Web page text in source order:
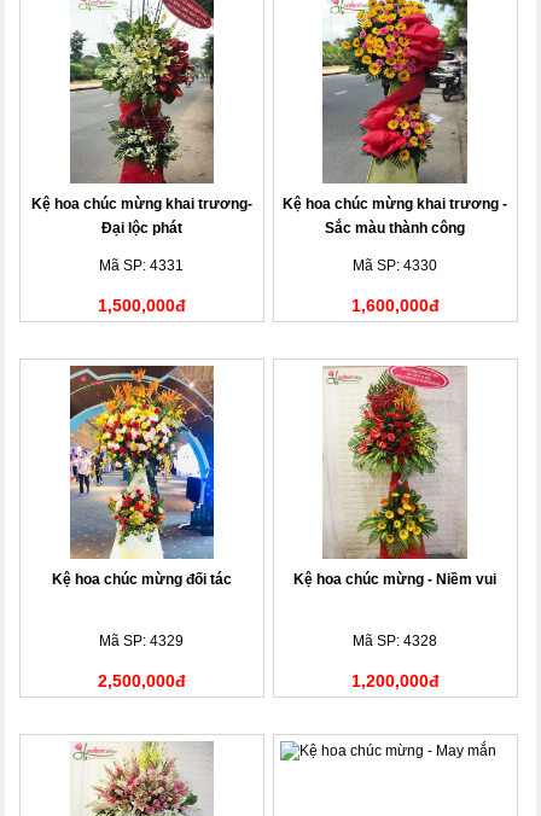
Kệ hoa chúc mừng khai trương-
Đại lộc phát
Mã SP: 4331
1,500,000đ
Kệ hoa chúc mừng khai trương -
Sắc màu thành công
Mã SP: 4330
1,600,000đ
Kệ hoa chúc mừng đối tác
Mã SP: 4329
2,500,000đ
Kệ hoa chúc mừng - Niềm vui
Mã SP: 4328
1,200,000đ